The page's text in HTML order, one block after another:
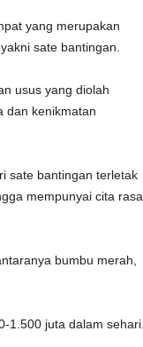
yang merupakan
sate bantingan.
usus yang diolah
dan kenikmatan
sate bantingan terletak
mempunyai cita rasa
bumbu merah,
1.500 juta dalam sehari.